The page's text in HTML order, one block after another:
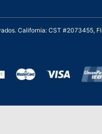
California: CST #2073455,